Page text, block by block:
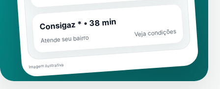
Consigaz * • 38 min
Atende seu bairro
Veja condições
Imagem ilustrativa